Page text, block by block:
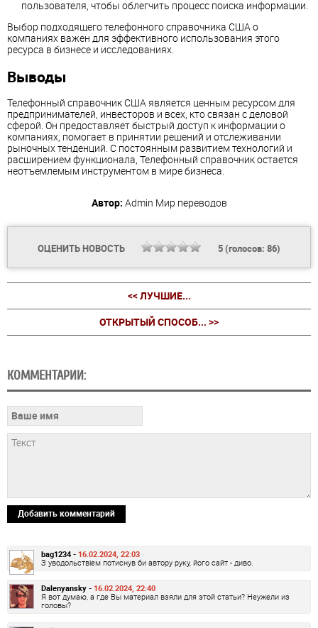
пользователя, чтобы облегчить процесс поиска информации.
Выбор подходящего телефонного справочника США о
компаниях важен для эффективного использования этого
ресурса в бизнесе и исследованиях.
Выводы
Телефонный справочник США является ценным ресурсом для
предпринимателей, инвесторов и всех, кто связан с деловой
сферой. Он предоставляет быстрый доступ к информации о
компаниях, помогает в принятии решений и отслеживании
рыночных тенденций. С постоянным развитием технологий и
расширением функционала, Телефонный справочник остается
неотъемлемым инструментом в мире бизнеса.
Автор: Admin Мир переводов
ОЦЕНИТЬ НОВОСТЬ 5(голосов: 86)
<< ЛУЧШИЕ...
ОТКРЫТЫЙ СПОСОБ... >>
КОММЕНТАРИИ:
Добавить комментарий
bag1234 - 16.02.2024, 22:03
З уводольствіем потиснув би автору руку, його сайт - диво.
Dalenyansky - 16.02.2024, 22:40
Я вот думаю, а где Вы материал взяли для этой статьи? Неужели из
головы?